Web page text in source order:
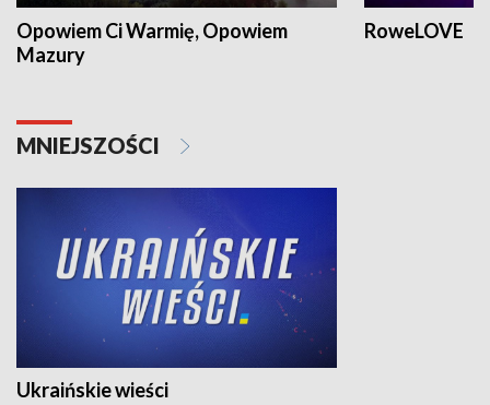
Opowiem Ci Warmię, Opowiem
Mazury
RoweLOVE
MNIEJSZOŚCI
Ukraińskie wieści